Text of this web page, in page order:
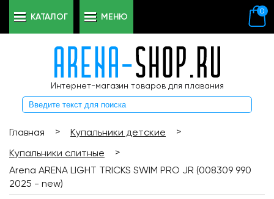
Интернет-магазин товаров для плавания
0
КАТАЛОГ МЕНЮ
Главная > Купальники детские
>
Купальники слитные
>
Arena ARENA LIGHT TRICKS SWIM PRO JR (008309 990
2025 - new)